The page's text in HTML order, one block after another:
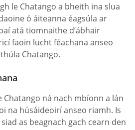
le Chatango a bheith ina slua
ó áiteanna éagsúla ar
atá tiomnaithe d’ábhair
faoin lucht féachana anseo
Chatango.
Chatango ná nach mbíonn a lán
na húsáideoirí anseo riamh. Is
as beagnach gach cearn den